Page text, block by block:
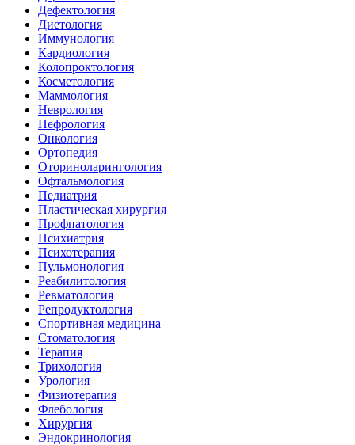
Дефектология
Диетология
Иммунология
Кардиология
Колопроктология
Косметология
Маммология
Неврология
Нефрология
Онкология
Ортопедия
Оториноларингология
Офтальмология
Педиатрия
Пластическая хирургия
Профпатология
Психиатрия
Психотерапия
Пульмонология
Реабилитология
Ревматология
Репродуктология
Спортивная медицина
Стоматология
Терапия
Трихология
Урология
Физиотерапия
Флебология
Хирургия
Эндокринология